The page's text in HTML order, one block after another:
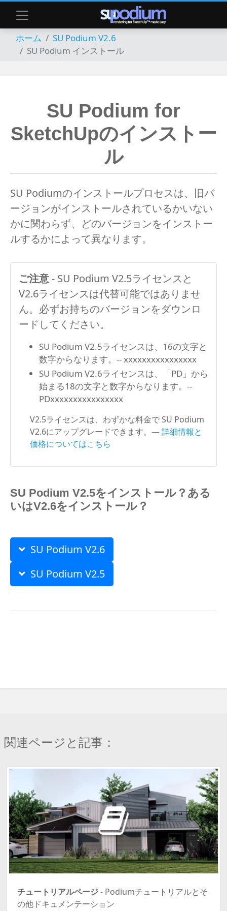
ホーム
SU Podium V2.6
SU Podium インストール
SU Podium for
SketchUpのインストー
ル
SU Podiumのインストールプロセスは、旧バ
ージョンがインストールされているかいない
かに関わらず、どのバージョンをインストー
ルするかによって異なります。
ご注意- SU Podium V2.5ライセンスと
V2.6ライセンスは代替可能ではありませ
ん。必ずお持ちのバージョンをダウンロ
ードしてください。
SU Podium V2.5ライセンスは、16の文字と
数字からなります。-- xxxxxxxxxxxxxxxx
SU Podium V2.6ライセンスは、「PD」から
始まる18の文字と数字からなります。--
PDxxxxxxxxxxxxxxxx
V2.5ライセンスは、わずかな料金で SU Podium
V2.6にアップグレードできます。—詳細情報と
価格についてはこちら
SU Podium V2.5をインストール？ある
いはV2.6をインストール？
SU Podium V2.6
SU Podium V2.5
関連ページと記事：
チュートリアルページ- Podiumチュートリアルとそ
の他ドキュメンテーション